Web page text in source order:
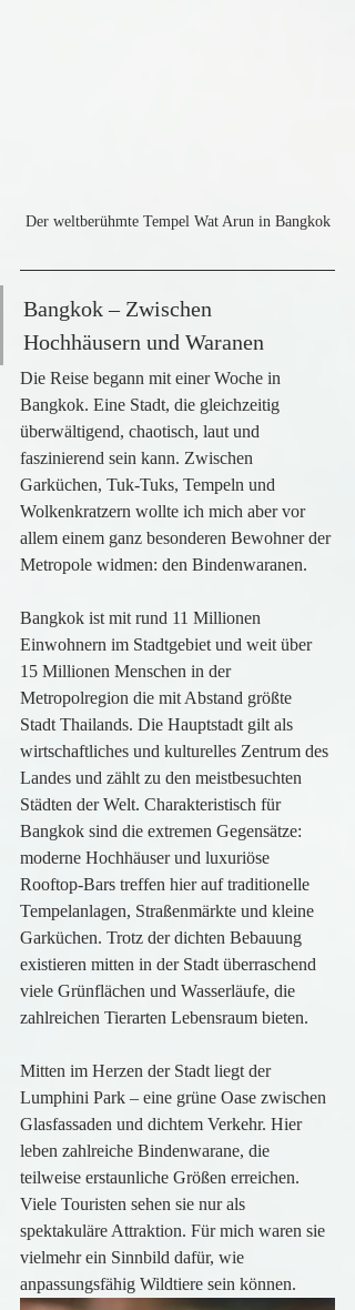
Der weltberühmte Tempel Wat Arun in Bangkok
Bangkok – Zwischen
Hochhäusern und Waranen
Die Reise begann mit einer Woche in
Bangkok. Eine Stadt, die gleichzeitig
überwältigend, chaotisch, laut und
faszinierend sein kann. Zwischen
Garküchen, Tuk-Tuks, Tempeln und
Wolkenkratzern wollte ich mich aber vor
allem einem ganz besonderen Bewohner der
Metropole widmen: den Bindenwaranen.
Bangkok ist mit rund 11 Millionen
Einwohnern im Stadtgebiet und weit über
15 Millionen Menschen in der
Metropolregion die mit Abstand größte
Stadt Thailands. Die Hauptstadt gilt als
wirtschaftliches und kulturelles Zentrum des
Landes und zählt zu den meistbesuchten
Städten der Welt. Charakteristisch für
Bangkok sind die extremen Gegensätze:
moderne Hochhäuser und luxuriöse
Rooftop-Bars treffen hier auf traditionelle
Tempelanlagen, Straßenmärkte und kleine
Garküchen. Trotz der dichten Bebauung
existieren mitten in der Stadt überraschend
viele Grünflächen und Wasserläufe, die
zahlreichen Tierarten Lebensraum bieten.
Mitten im Herzen der Stadt liegt der
Lumphini Park – eine grüne Oase zwischen
Glasfassaden und dichtem Verkehr. Hier
leben zahlreiche Bindenwarane, die
teilweise erstaunliche Größen erreichen.
Viele Touristen sehen sie nur als
spektakuläre Attraktion. Für mich waren sie
vielmehr ein Sinnbild dafür, wie
anpassungsfähig Wildtiere sein können.